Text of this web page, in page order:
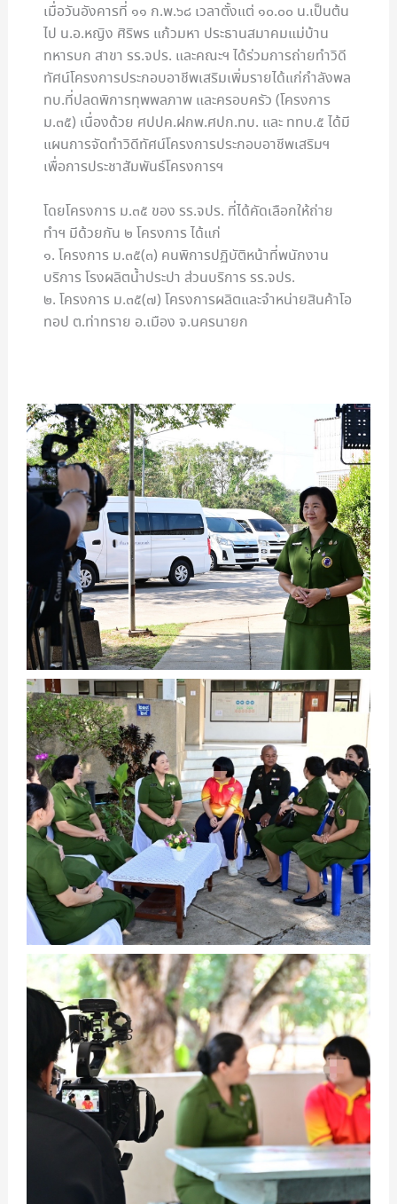
เมื่อวันอังคารที่ ๑๑ ก.พ.๖๘ เวลาตั้งแต่ ๑๐.๐๐ น.เป็นต้น
ไป น.อ.หญิง ศิริพร แก้วมหา ประธานสมาคมแม่บ้าน
ทหารบก สาขา รร.จปร. และคณะฯ ได้ร่วมการถ่ายทำวิดี
ทัศน์โครงการประกอบอาชีพเสริมเพิ่มรายได้แก่กำลังพล
ทบ.ที่ปลดพิการทุพพลภาพ และครอบครัว (โครงการ
ม.๓๕) เนื่องด้วย ศปปค.ฝกพ.ศปก.ทบ. และ ททบ.๕ ได้มี
แผนการจัดทำวิดีทัศน์โครงการประกอบอาชีพเสริมฯ
เพื่อการประชาสัมพันธ์โครงการฯ
โดยโครงการ ม.๓๕ ของ รร.จปร. ที่ได้คัดเลือกให้ถ่าย
ทำฯ มีด้วยกัน ๒ โครงการ ได้แก่
๑. โครงการ ม.๓๕(๓) คนพิการปฏิบัติหน้าที่พนักงาน
บริการ โรงผลิตน้ำประปา ส่วนบริการ รร.จปร.
๒. โครงการ ม.๓๕(๗) โครงการผลิตและจำหน่ายสินค้าโอ
ทอป ต.ท่าทราย อ.เมือง จ.นครนายก